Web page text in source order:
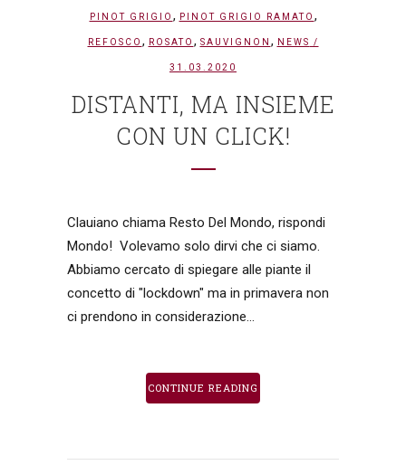
PINOT GRIGIO , PINOT GRIGIO RAMATO ,
REFOSCO , ROSATO , SAUVIGNON , NEWS /
31.03.2020
DISTANTI, MA INSIEME
CON UN CLICK!
Clauiano chiama Resto Del Mondo, rispondi
Mondo! Volevamo solo dirvi che ci siamo.
Abbiamo cercato di spiegare alle piante il
concetto di "lockdown" ma in primavera non
ci prendono in considerazione...
CONTINUE READING